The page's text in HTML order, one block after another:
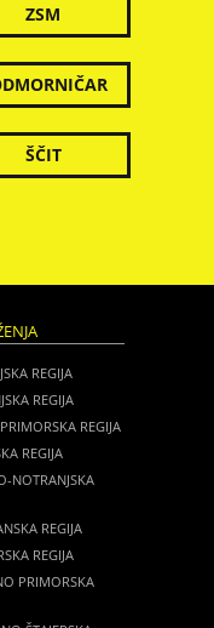
ZSM
ŠČIT
REGIJA
REGIJA
REGIJA
REGIJA
NOTRANJSKA
REGIJA
REGIJA
PRIMORSKA